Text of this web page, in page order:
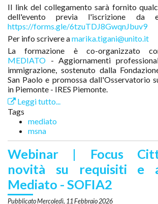
Il link del collegamento sarà fornito
dell'evento previa l'iscrizione da
https://forms.gle/6tzuTDJ8GwqnJbuv9
Per info scrivere amarika.tigani@unito.it
La formazione è co-organizzato
MEDIATO - Aggiornamenti
immigrazione, sostenuto dalla
San Paolo e promossa dall'Osservatorio
in Piemonte - IRES Piemonte.
Leggi tutto...
Tags
mediato
msna
Webinar | Focus
novità su requisiti e
Mediato - SOFIA2
Mercoledì, 11 Febbraio 2026